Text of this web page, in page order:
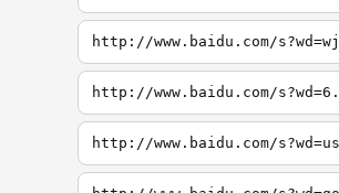
http://www.baidu.com/
http://www.baidu.com/
http://www.baidu.com/